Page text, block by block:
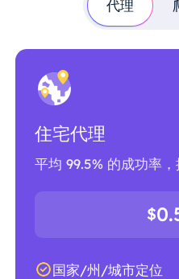
代理
住宅代理
平均 99.5% 的成功率
$
国家/州/城市定位